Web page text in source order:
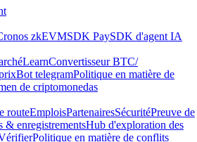
zkEVMSDK PaySDK d'agent IA
LearnConvertisseur BTC/
Bot telegramPolitique en matière de
de criptomonedas
routeEmploisPartenairesSécuritéPreuve de
& enregistrementsHub d'exploration des
Politique en matière de conflits